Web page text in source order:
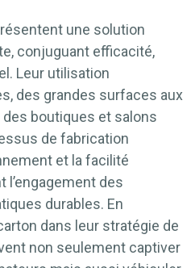
une solution
conjuguant efficacité,
Leur utilisation
des grandes surfaces aux
boutiques et salons
de fabrication
et la facilité
l’engagement des
durables. En
dans leur stratégie de
non seulement captiver